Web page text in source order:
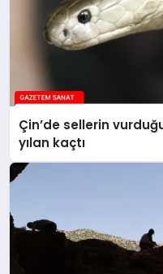
Çin’de sellerin
yılan kaçtı